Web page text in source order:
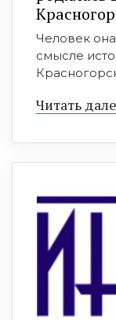
Человек
смысле
Читать